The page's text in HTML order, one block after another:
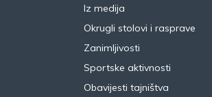
Iz medija
Okrugli stolovi i rasprave
Zanimljivosti
Sportske aktivnosti
Obavijesti tajništva